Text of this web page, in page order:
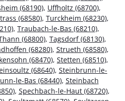
(68190), Uffholtz (68700),
(68580), Turckheim (68230),
, Traubach-le-Bas (68210),
(68800), Tagsdorf (68130),
(68280), Strueth (68580),
(68470), Stetten (68510),
(68640), Steinbrunn-le-
le-Bas (68440), Steinbach
, Spechbach-le-Haut (68720),